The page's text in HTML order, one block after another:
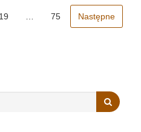
19 75 Następne